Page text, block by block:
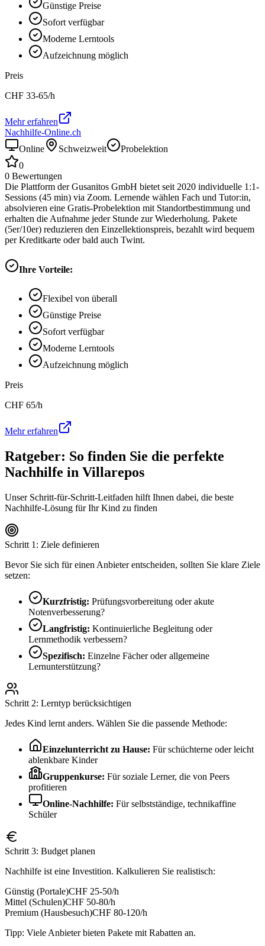
Günstige Preise
Sofort verfügbar
Moderne Lerntools
Aufzeichnung möglich
Preis
CHF 33-65/h
Mehr erfahren
Nachhilfe-Online.ch
Online
Schweizweit
Probelektion
0
0 Bewertungen
Die Plattform der Gusanitos GmbH bietet seit 2020 individuelle 1:1-
Sessions (45 min) via Zoom. Lernende wählen Fach und Tutor:in,
absolvieren eine Gratis-Probelektion mit Standortbestimmung und
erhalten die Aufnahme jeder Stunde zur Wiederholung. Pakete
(5er/10er) reduzieren den Einzellektionspreis, bezahlt wird bequem
per Kreditkarte oder bald auch Twint.
Ihre Vorteile:
Flexibel von überall
Günstige Preise
Sofort verfügbar
Moderne Lerntools
Aufzeichnung möglich
Preis
CHF 65/h
Mehr erfahren
Ratgeber: So finden Sie die perfekte
Nachhilfe in Villarepos
Unser Schritt-für-Schritt-Leitfaden hilft Ihnen dabei, die beste
Nachhilfe-Lösung für Ihr Kind zu finden
Schritt 1: Ziele definieren
Bevor Sie sich für einen Anbieter entscheiden, sollten Sie klare Ziele
setzen:
Kurzfristig: Prüfungsvorbereitung oder akute
Notenverbesserung?
Langfristig: Kontinuierliche Begleitung oder
Lernmethodik verbessern?
Spezifisch: Einzelne Fächer oder allgemeine
Lernunterstützung?
Schritt 2: Lerntyp berücksichtigen
Jedes Kind lernt anders. Wählen Sie die passende Methode:
Einzelunterricht zu Hause: Für schüchterne oder leicht
ablenkbare Kinder
Gruppenkurse: Für soziale Lerner, die von Peers
profitieren
Online-Nachhilfe: Für selbstständige, technikaffine
Schüler
Schritt 3: Budget planen
Nachhilfe ist eine Investition. Kalkulieren Sie realistisch:
Günstig (Portale)CHF 25-50/h
Mittel (Schulen)CHF 50-80/h
Premium (Hausbesuch)CHF 80-120/h
Tipp: Viele Anbieter bieten Pakete mit Rabatten an.